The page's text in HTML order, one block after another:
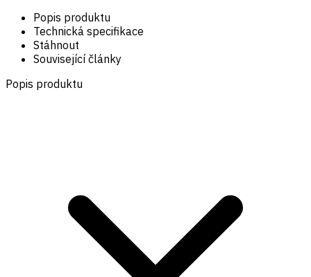
Popis produktu
Technická specifikace
Stáhnout
Související články
Popis produktu